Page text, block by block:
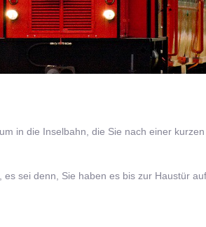
in die Inselbahn, die Sie nach einer
sei denn, Sie haben es bis zur Haustür